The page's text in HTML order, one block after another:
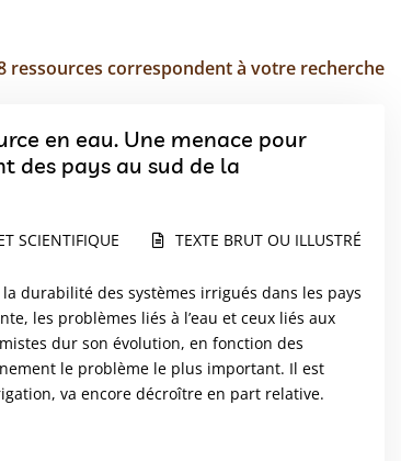
ressources correspondent à votre recherche
en eau. Une menace pour
des pays au sud de la
SCIENTIFIQUE TEXTE BRUT OU ILLUSTRÉ
durabilité des systèmes irrigués dans les pays
les problèmes liés à l’eau et ceux liés aux
dur son évolution, en fonction des
le problème le plus important. Il est
va encore décroître en part relative.